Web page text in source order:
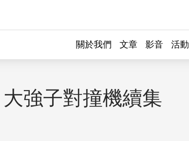
關於我們 文章 影音 活動
強子對撞機續集